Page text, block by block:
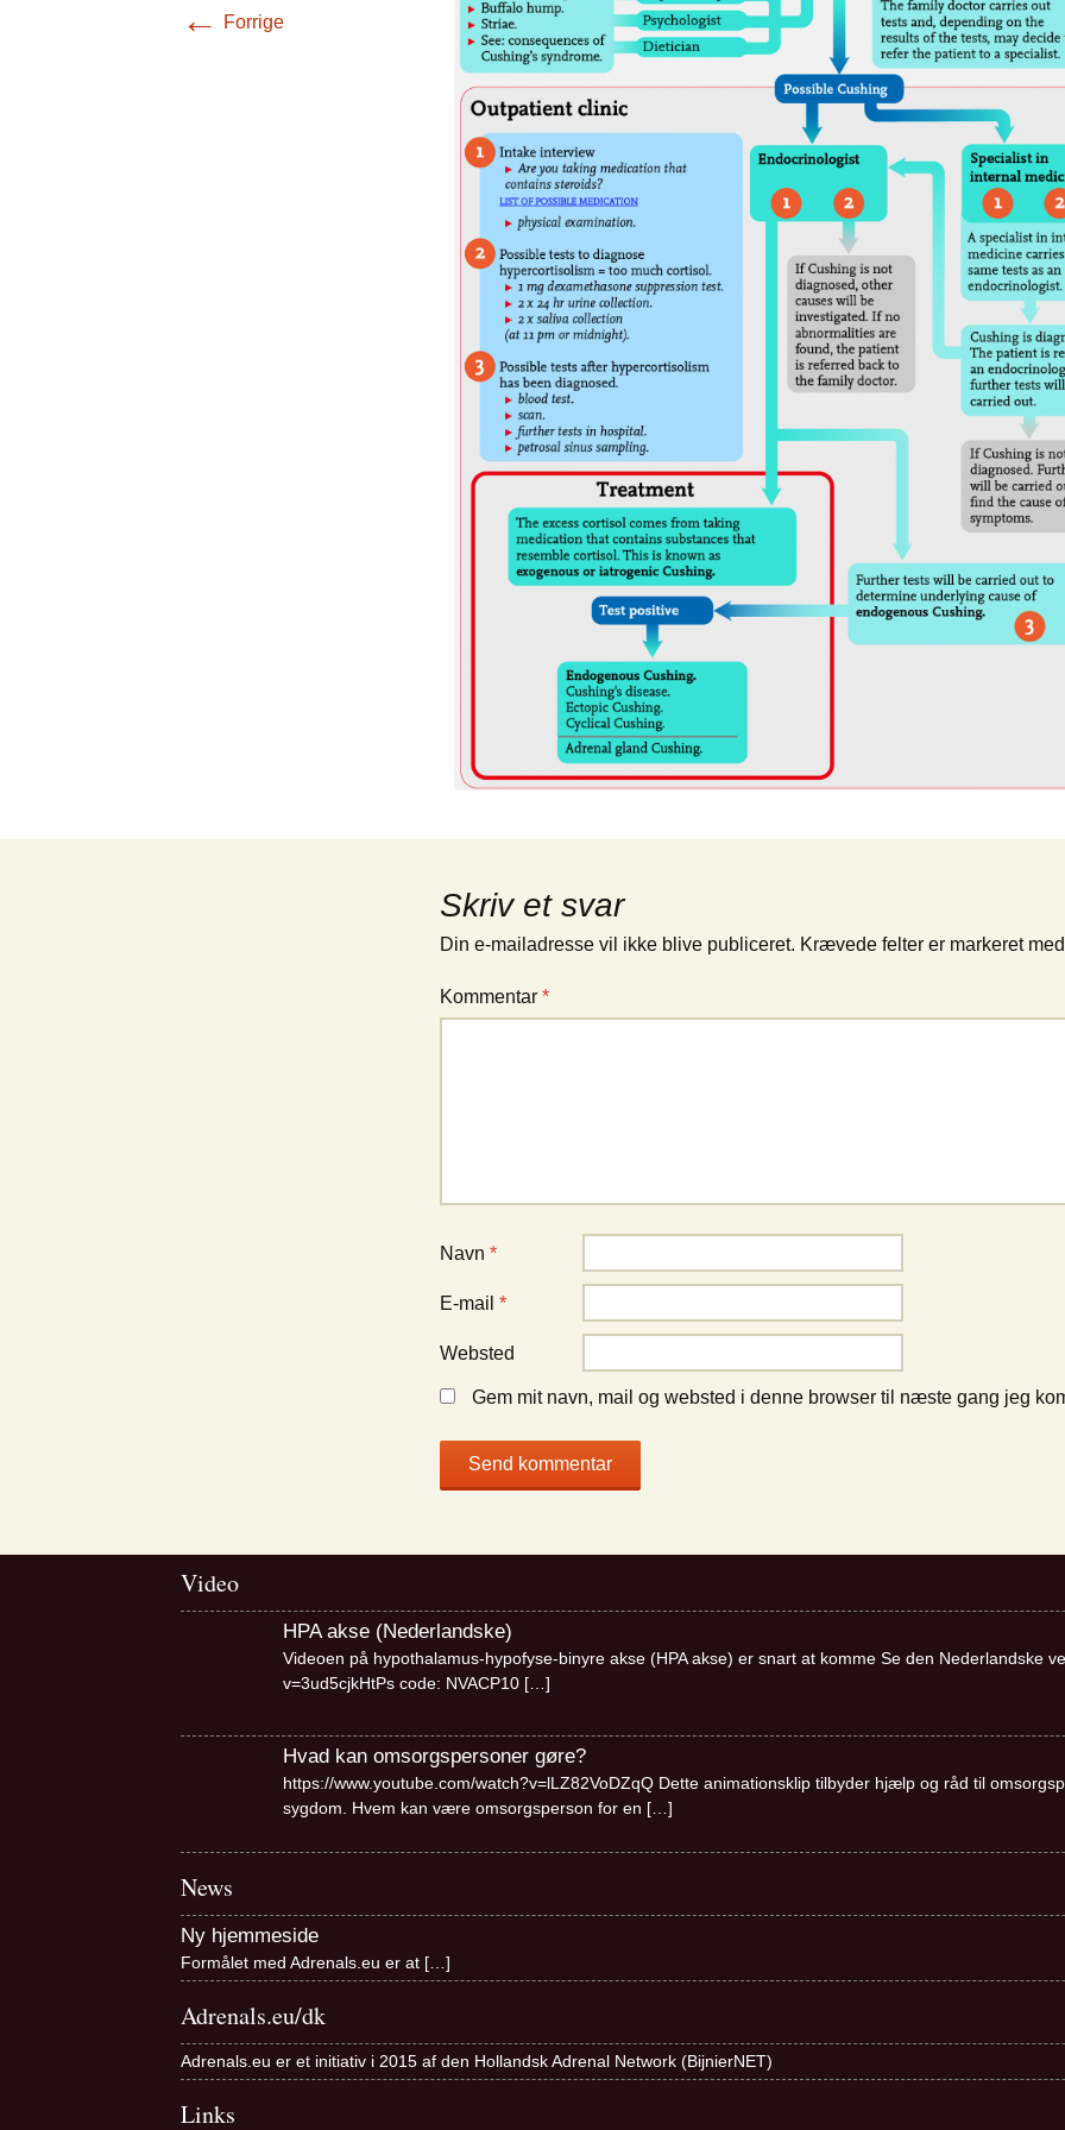
← Forrige
Skriv et svar
Din e-mailadresse vil ikke blive publiceret. Krævede felter er markeret
Kommentar *
Navn *
E-mail *
Websted
Gem mit navn, mail og websted i denne browser til næste gang jeg
Video
HPA akse (Nederlandske)
Videoen på hypothalamus-hypofyse-binyre akse (HPA akse) er snart at komme Se den Nederlandske
v=3ud5cjkHtPs code: NVACP10[…]
Hvad kan omsorgspersoner gøre?
https://www.youtube.com/watch?v=lLZ82VoDZqQ Dette animationsklip tilbyder hjælp og råd til
sygdom. Hvem kan være omsorgsperson for en […]
News
Ny hjemmeside
Formålet med Adrenals.eu er at […]
Adrenals.eu/dk
Adrenals.eu er et initiativ i 2015 af den Hollandsk Adrenal Network (BijnierNET)
Links